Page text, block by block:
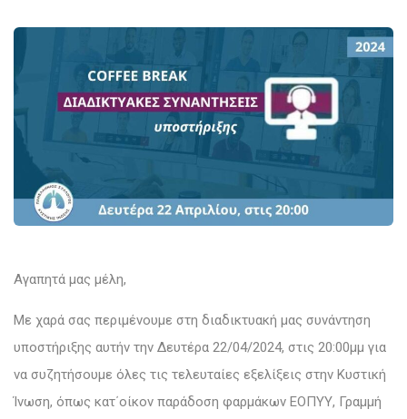
Αγαπητά μας μέλη,
Με χαρά σας περιμένουμε στη διαδικτυακή μας συνάντηση
υποστήριξης αυτήν την Δευτέρα 22/04/2024, στις 20:00μμ για
να συζητήσουμε όλες τις τελευταίες εξελίξεις στην Κυστική
Ίνωση, όπως κατ΄οίκον παράδοση φαρμάκων ΕΟΠΥΥ, Γραμμή